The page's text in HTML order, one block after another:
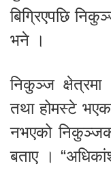
बिग्रिएपछि
भने ।
निकुञ्ज
तथा होमस्टे
नभएको
बताए ।